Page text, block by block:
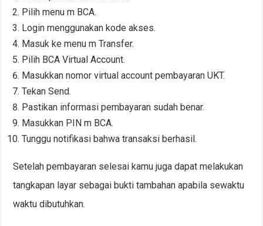
Pilih menu m BCA.
Login menggunakan kode akses.
Masuk ke menu m Transfer.
Pilih BCA Virtual Account.
Masukkan nomor virtual account pembayaran UKT.
Tekan Send.
Pastikan informasi pembayaran sudah benar.
Masukkan PIN m BCA.
Tunggu notifikasi bahwa transaksi berhasil.
Setelah pembayaran selesai kamu juga dapat melakukan
tangkapan layar sebagai bukti tambahan apabila sewaktu
waktu dibutuhkan.